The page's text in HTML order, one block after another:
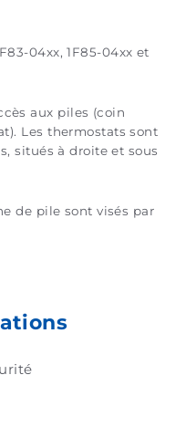
04xx, 1F85-04xx et
aux piles (coin
Les thermostats sont
situés à droite et sous
de pile sont visés par